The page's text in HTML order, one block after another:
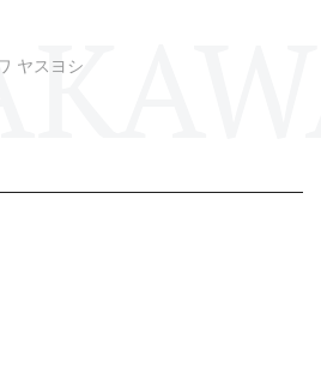
ヤスヨシ